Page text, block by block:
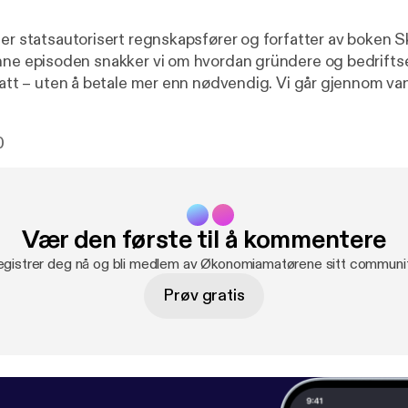
statsautorisert regnskapsfører og forfatter av boken
– uten å betale mer enn nødvendig. Vi går gjennom
skatteplanlegging og kreativ bokføring? Alf Gunnar Andersen,
000 kr over 7 år, effektiv rente 13,59%, kostnad 76
101 kr ---------------------------------------- Hosted on Acast.
privacy] for more information.
Vær den første til å kommentere
deg nå og bli medlem av Økonomiamatørene sitt
Prøv gratis